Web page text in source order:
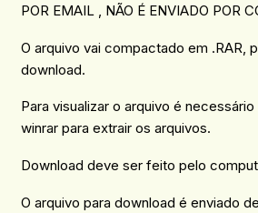
POR EMAIL , NÃO É ENVIADO POR
O arquivo vai compactado em .RAR,
download.
Para visualizar o arquivo é
winrar para extrair os arquivos.
Download deve ser feito pelo
O arquivo para download é enviado